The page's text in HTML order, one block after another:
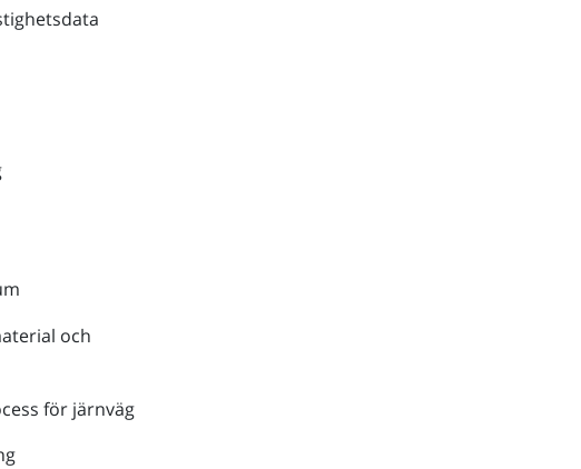
och
för järnväg